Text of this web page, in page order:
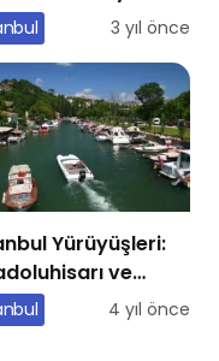
3 yıl önce
Yürüyüşleri:
ve
4 yıl önce